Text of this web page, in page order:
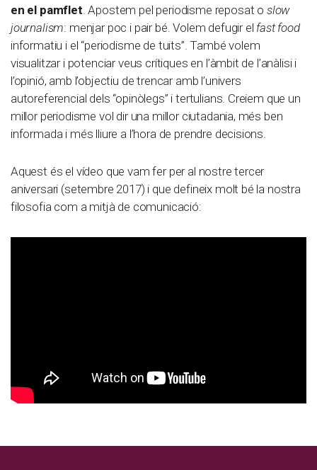
en el pamflet . Apostem pel periodisme reposat o slow
journalism: menjar poc i pair bé. Volem defugir el fast food
informatiu i el “periodisme de tuits”. També volem
visualitzar i potenciar veus crítiques en l’àmbit de l’anàlisi i
l’opinió, amb l’objectiu de trencar amb l’univers
autoreferencial dels “opinòlegs” i tertulians. Creiem que un
millor periodisme vol dir una millor ciutadania, més ben
informada i més lliure a l’hora de prendre decisions.
Aquest és el vídeo que vam fer per al nostre tercer
aniversari (setembre 2017) i que defineix molt bé la nostra
filosofia com a mitjà de comunicació: